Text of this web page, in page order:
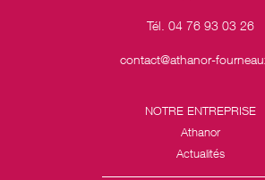
Tél. 04 76 93 03 26
contact@athanor-
NOTRE ENTREPRISE
Athanor
Actualités